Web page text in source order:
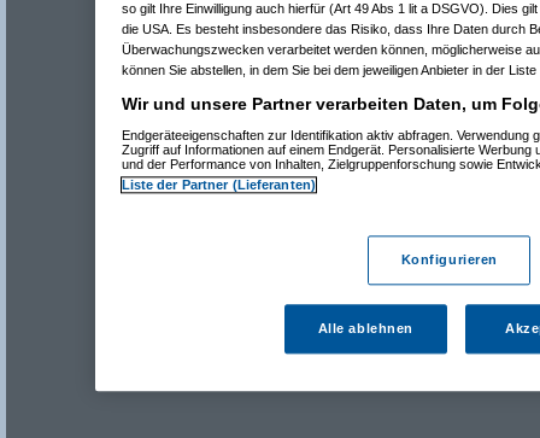
so gilt Ihre Einwilligung auch hierfür (Art 49 Abs 1 lit a DSGVO). Dies
die USA. Es besteht insbesondere das Risiko, dass Ihre Daten durch
Überwachungszwecken verarbeitet werden können, möglicherweise
können Sie abstellen, in dem Sie bei dem jeweiligen Anbieter in der
Wir und unsere Partner verarbeiten Daten, um
Endgeräteeigenschaften zur Identifikation aktiv abfragen. Verwendung
Zugriff auf Informationen auf einem Endgerät. Personalisierte Werbung
und der Performance von Inhalten, Zielgruppenforschung sowie
Liste der Partner (Lieferanten)
Konfigurieren
Alle ablehnen